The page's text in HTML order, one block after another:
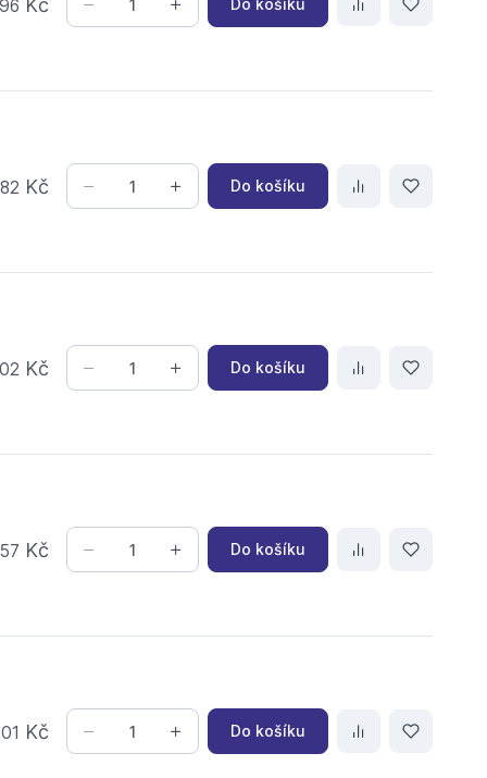
96 Kč Do košíku
82 Kč Do košíku
02 Kč Do košíku
57 Kč Do košíku
01 Kč Do košíku